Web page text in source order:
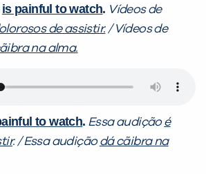
is painful to watch. Vídeos de
de assistir./ Vídeos de
na alma.
to watch. Essa audiçãoé
. / Essa audiçãodá cãibra na